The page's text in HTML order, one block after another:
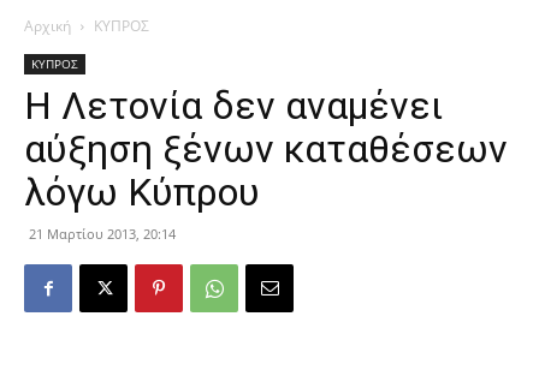
Αρχική ΚΥΠΡΟΣ
ΚΥΠΡΟΣ
Η Λετονία δεν αναμένει
αύξηση ξένων καταθέσεων
λόγω Κύπρου
21 Μαρτίου 2013, 20:14